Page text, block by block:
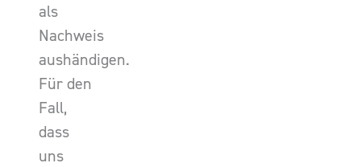
als
Nachweis
aushändigen.
Für den
Fall,
dass
uns